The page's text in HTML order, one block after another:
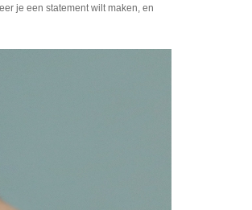
je een statement wilt maken, en